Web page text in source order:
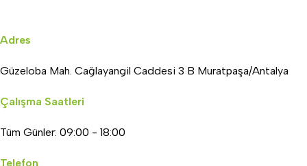
Adres
Güzeloba Mah. Cağlayangil Caddesi 3 B Muratpaşa/Antalya
Çalışma Saatleri
Tüm Günler: 09:00 - 18:00
Telefon